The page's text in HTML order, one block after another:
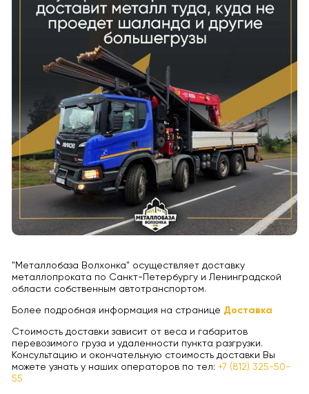
"Металлобаза Волхонка" осуществляет доставку
металлопроката по Санкт-Петербургу и Ленинградской
области собственным автотранспортом.
Более подробная информация на странице Доставка
Стоимость доставки зависит от веса и габаритов
перевозимого груза и удаленности пункта разгрузки.
Консультацию и окончательную стоимость доставки Вы
можете узнать у наших операторов по тел: +7 (812) 325-50-
55